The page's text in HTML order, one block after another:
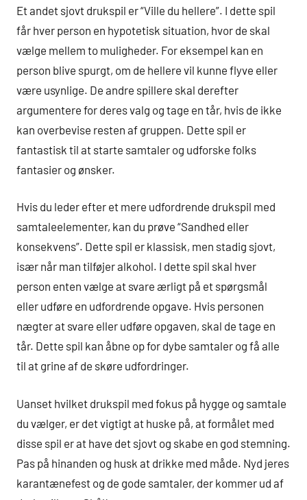
Et andet sjovt drukspil er “Ville du hellere”. I dette spil
får hver person en hypotetisk situation, hvor de skal
vælge mellem to muligheder. For eksempel kan en
person blive spurgt, om de hellere vil kunne flyve eller
være usynlige. De andre spillere skal derefter
argumentere for deres valg og tage en tår, hvis de ikke
kan overbevise resten af gruppen. Dette spil er
fantastisk til at starte samtaler og udforske folks
fantasier og ønsker.
Hvis du leder efter et mere udfordrende drukspil med
samtaleelementer, kan du prøve “Sandhed eller
konsekvens”. Dette spil er klassisk, men stadig sjovt,
især når man tilføjer alkohol. I dette spil skal hver
person enten vælge at svare ærligt på et spørgsmål
eller udføre en udfordrende opgave. Hvis personen
nægter at svare eller udføre opgaven, skal de tage en
tår. Dette spil kan åbne op for dybe samtaler og få alle
til at grine af de skøre udfordringer.
Uanset hvilket drukspil med fokus på hygge og samtale
du vælger, er det vigtigt at huske på, at formålet med
disse spil er at have det sjovt og skabe en god stemning.
Pas på hinanden og husk at drikke med måde. Nyd jeres
karantænefest og de gode samtaler, der kommer ud af